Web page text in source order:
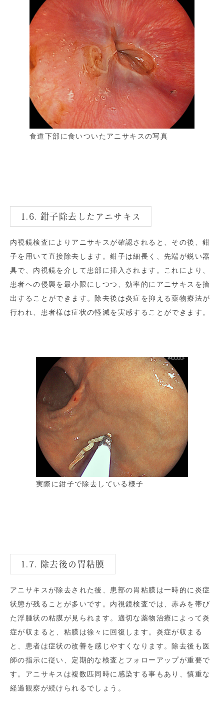
食道下部に食いついたアニサキスの写真
1.6. 鉗子除去したアニサキス
内視鏡検査によりアニサキスが確認されると、その後、鉗
子を用いて直接除去します。鉗子は細長く、先端が鋭い器
具で、内視鏡を介して患部に挿入されます。これにより、
患者への侵襲を最小限にしつつ、効率的にアニサキスを摘
出することができます。除去後は炎症を抑える薬物療法が
行われ、患者様は症状の軽減を実感することができます。
実際に鉗子で除去している様子
1.7. 除去後の胃粘膜
アニサキスが除去された後、患部の胃粘膜は一時的に炎症
状態が残ることが多いです。内視鏡検査では、赤みを帯び
た浮腫状の粘膜が見られます。適切な薬物治療によって炎
症が収まると、粘膜は徐々に回復します。炎症が収まる
と、患者は症状の改善を感じやすくなります。除去後も医
師の指示に従い、定期的な検査とフォローアップが重要で
す。アニサキスは複数匹同時に感染する事もあり、慎重な
経過観察が続けられるでしょう。